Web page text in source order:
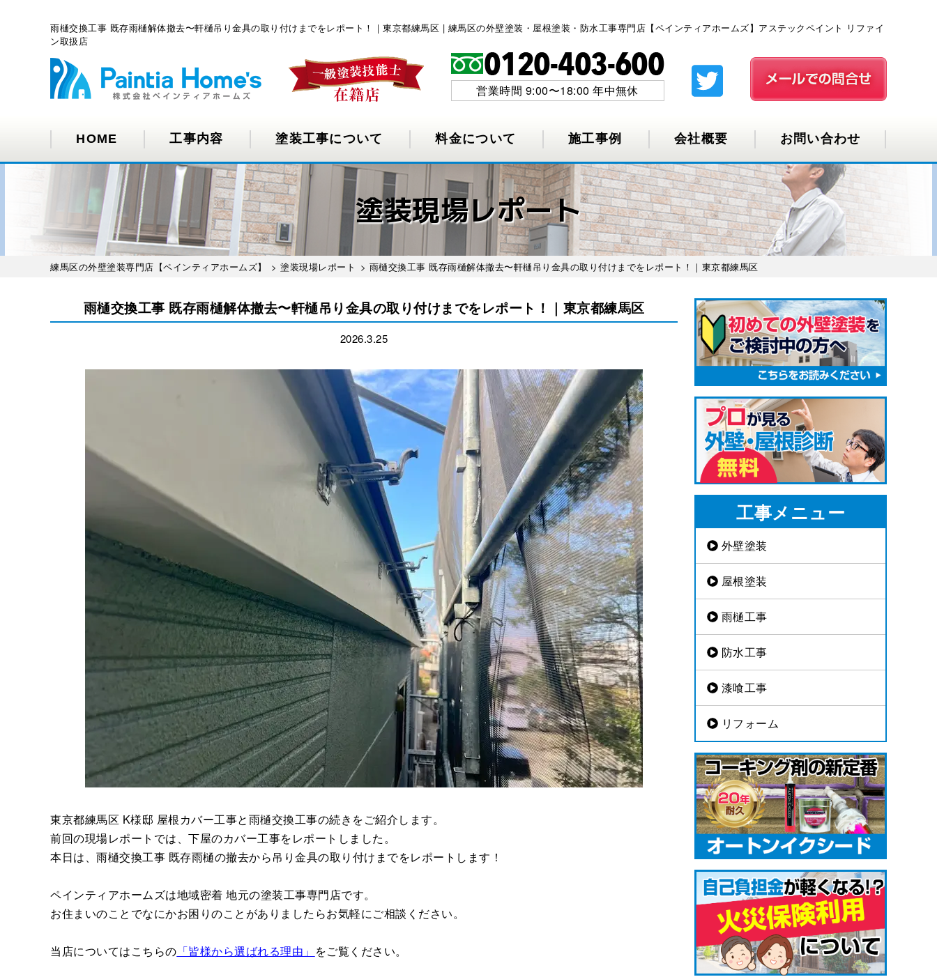
雨樋交換工事 既存雨樋解体撤去〜軒樋吊り金具の取り付けまでをレポート！｜東京都練馬区 | 練馬区の外壁塗装・屋根塗装・防水工事専門店【ペインティアホームズ】アステックペイント リファイ
ン取扱店
営業時間 9:00〜18:00 年中無休
HOME 工事内容 塗装工事について 料金について 施工事例 会社概要 お問い合わせ
塗装現場レポート
練馬区の外壁塗装専門店【ペインティアホームズ】 > 塗装現場レポート > 雨樋交換工事 既存雨樋解体撤去〜軒樋吊り金具の取り付けまでをレポート！｜東京都練馬区
雨樋交換工事 既存雨樋解体撤去〜軒樋吊り金具の取り付けまでをレポート！｜東京都練馬区
2026.3.25
東京都練馬区 K様邸 屋根カバー工事と雨樋交換工事の続きをご紹介します。
前回の現場レポートでは、下屋のカバー工事をレポートしました。
本日は、雨樋交換工事 既存雨樋の撤去から吊り金具の取り付けまでをレポートします！
ペインティアホームズは地域密着 地元の塗装工事専門店です。
お住まいのことでなにかお困りのことがありましたらお気軽にご相談ください。
当店についてはこちらの 「皆様から選ばれる理由」 をご覧ください。
工事メニュー
外壁塗装
屋根塗装
雨樋工事
防水工事
漆喰工事
リフォーム